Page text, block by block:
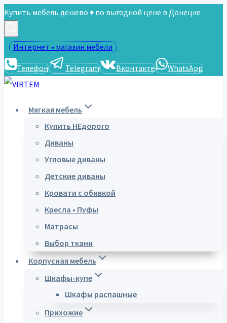
Перейти
содержимому
Купить мебель дешево ♦ по выгодной цене в Донецке
Интернет • магазин мебели
Телефон Telegram Вконтакте WhatsApp
Мягкая мебель
Купить НЕдорого
Диваны
Угловые диваны
Детские диваны
Кровати с обивкой
Кресла • Пуфы
Матрасы
Выбор ткани
Корпусная мебель
Шкафы-купе
Шкафы распашные
Прихожие